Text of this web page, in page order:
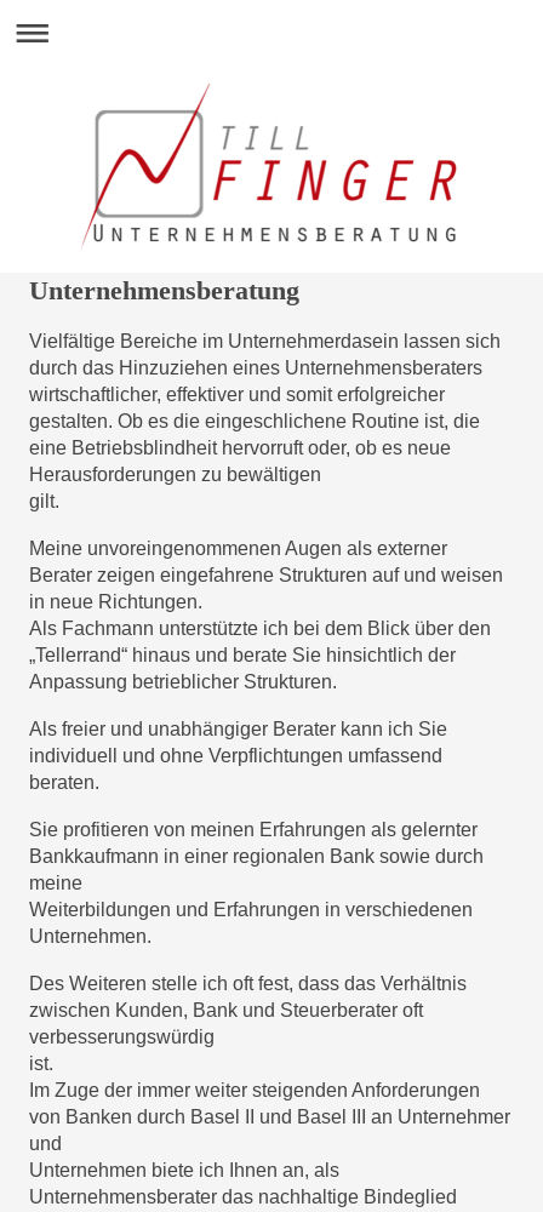
Unternehmensberatung
Vielfältige Bereiche im Unternehmerdasein lassen sich
durch das Hinzuziehen eines Unternehmensberaters
wirtschaftlicher, effektiver und somit erfolgreicher
gestalten. Ob es die eingeschlichene Routine ist, die
eine Betriebsblindheit hervorruft oder, ob es neue
Herausforderungen zu bewältigen
gilt.
Meine unvoreingenommenen Augen als externer
Berater zeigen eingefahrene Strukturen auf und weisen
in neue Richtungen.
Als Fachmann unterstützte ich bei dem Blick über den
„Tellerrand“ hinaus und berate Sie hinsichtlich der
Anpassung betrieblicher Strukturen.
Als freier und unabhängiger Berater kann ich Sie
individuell und ohne Verpflichtungen umfassend
beraten.
Sie profitieren von meinen Erfahrungen als gelernter
Bankkaufmann in einer regionalen Bank sowie durch
meine
Weiterbildungen und Erfahrungen in verschiedenen
Unternehmen.
Des Weiteren stelle ich oft fest, dass das Verhältnis
zwischen Kunden, Bank und Steuerberater oft
verbesserungswürdig
ist.
Im Zuge der immer weiter steigenden Anforderungen
von Banken durch Basel II und Basel III an Unternehmer
und
Unternehmen biete ich Ihnen an, als
Unternehmensberater das nachhaltige Bindeglied